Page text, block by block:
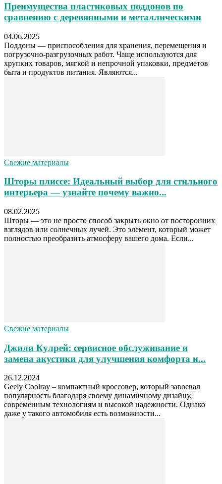
Преимущества пластиковых поддонов по
сравнению с деревянными и металлическими
04.06.2025
Поддоны — приспособления для хранения, перемещения и
погрузочно-разгрузочных работ. Чаще используются для
хрупких товаров, мягкой и непрочной упаковки, предметов
быта и продуктов питания. Являются...
Свежие материалы
Шторы плиссе: Идеальный выбор для стильного
интерьера — узнайте почему важно...
08.02.2025
Шторы — это не просто способ закрыть окно от посторонних
взглядов или солнечных лучей. Это элемент, который может
полностью преобразить атмосферу вашего дома. Если...
Свежие материалы
Джили Кулрей: сервисное обслуживание и
замена акустики для улучшения комфорта и...
26.12.2024
Geely Coolray – компактный кроссовер, который завоевал
популярность благодаря своему динамичному дизайну,
современным технологиям и высокой надежности. Однако
даже у такого автомобиля есть возможности...